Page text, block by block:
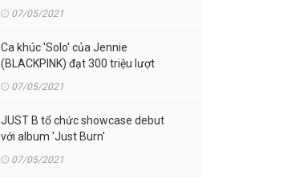
07/05/2021
Ca khúc 'Solo' của Jennie
(BLACKPINK) đạt 300 triệu lượt
07/05/2021
JUST B tổ chức showcase debut
với album 'Just Burn'
07/05/2021